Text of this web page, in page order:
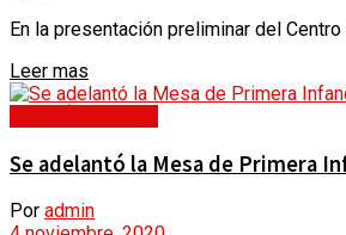
En la presentación preliminar del
Leer mas
Se adelantó la Mesa de Primera
Por admin